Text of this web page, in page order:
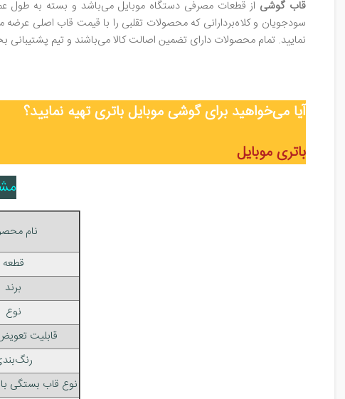
قاب گوشی از قطعات مصرفی دستگاه موبایل می‌باشد و بسته به طول
سودجویان و کلاه‌بردارانی که محصولات تقلبی را با قیمت قاب اصلی
نمایید. تمام محصولات دارای تضمین اصالت کالا می‌باشند و تیم
آیا می‌خواهید برای گوشی موبایلباتریتهیه نمایید؟
باتری موبایل
نام
قطعه
برند
نوع
قابلیت
نوع قاب بستگی